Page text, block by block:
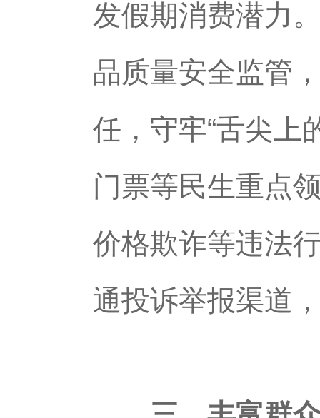
发假期消费潜力
品质量安全监管
任，守牢“舌尖上
门票等民生重点
价格欺诈等违法
通投诉举报渠道